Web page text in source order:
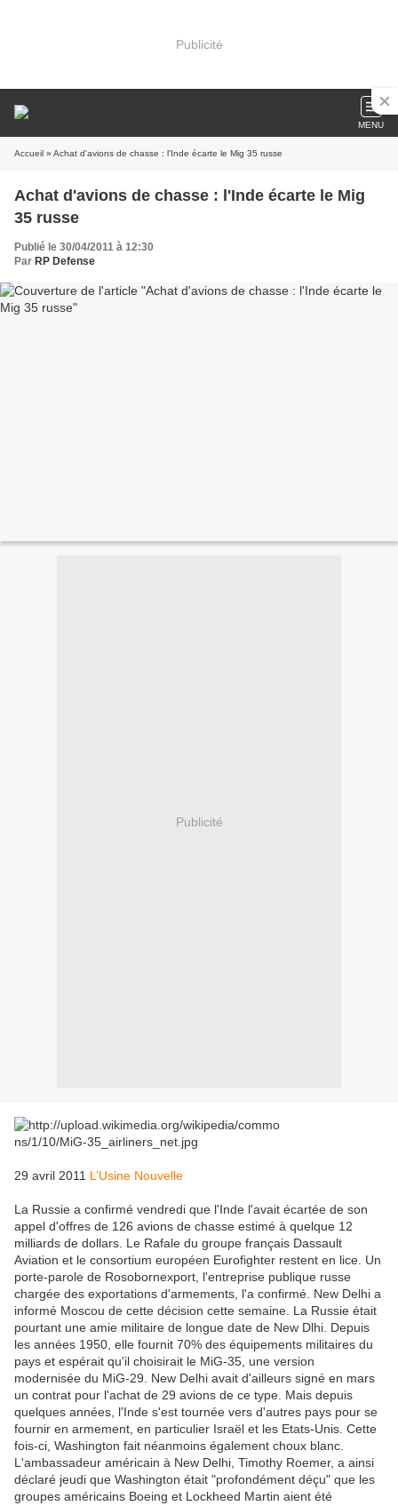
Publicité
MENU
Accueil » Achat d'avions de chasse : l'Inde écarte le Mig 35 russe
Achat d'avions de chasse : l'Inde écarte le Mig
35 russe
Publié le 30/04/2011 à 12:30
Par RP Defense
Publicité
29 avril 2011 L’Usine Nouvelle
La Russie a confirmé vendredi que l'Inde l'avait écartée de son
appel d'offres de 126 avions de chasse estimé à quelque 12
milliards de dollars. Le Rafale du groupe français Dassault
Aviation et le consortium européen Eurofighter restent en lice. Un
porte-parole de Rosobornexport, l'entreprise publique russe
chargée des exportations d'armements, l'a confirmé. New Delhi a
informé Moscou de cette décision cette semaine. La Russie était
pourtant une amie militaire de longue date de New Dlhi. Depuis
les années 1950, elle fournit 70% des équipements militaires du
pays et espérait qu'il choisirait le MiG-35, une version
modernisée du MiG-29. New Delhi avait d'ailleurs signé en mars
un contrat pour l'achat de 29 avions de ce type. Mais depuis
quelques années, l'Inde s'est tournée vers d'autres pays pour se
fournir en armement, en particulier Israël et les Etats-Unis. Cette
fois-ci, Washington fait néanmoins également choux blanc.
L'ambassadeur américain à New Delhi, Timothy Roemer, a ainsi
déclaré jeudi que Washington était "profondément déçu" que les
groupes américains Boeing et Lockheed Martin aient été